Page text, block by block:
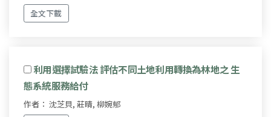
全文下載
利用選擇試驗法 評估不同土地利用轉換為林地之 生
態系統服務給付
作者： 沈芝貝, 莊晴, 柳婉郁